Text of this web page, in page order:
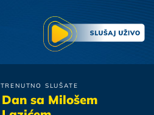
TRENUTNO SLUŠATE
Dan sa Milošem
Severina
Pogled Ispod Obrva